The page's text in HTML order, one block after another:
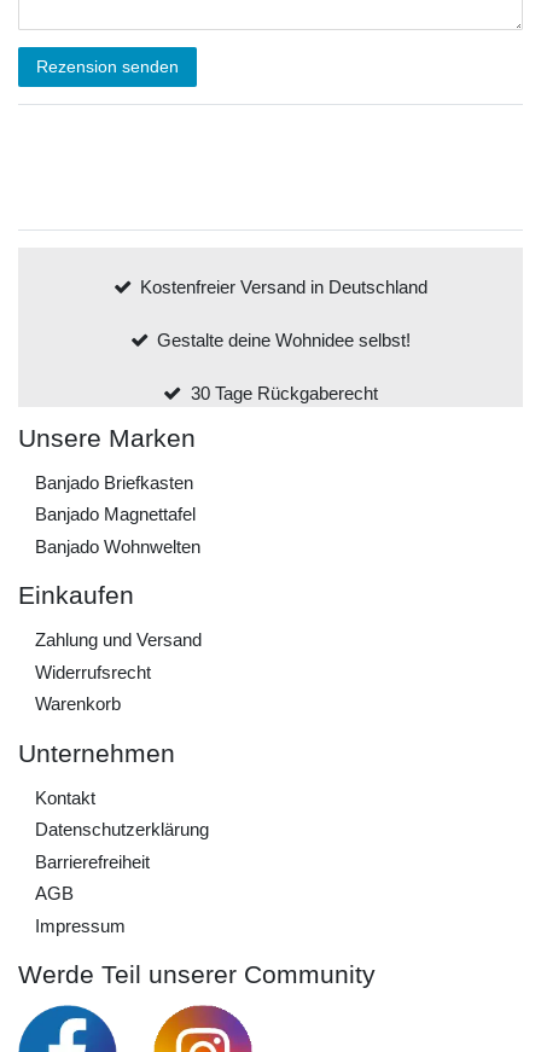
Rezension senden
Kostenfreier Versand in Deutschland
Gestalte deine Wohnidee selbst!
30 Tage Rückgaberecht
Unsere Marken
Banjado Briefkasten
Banjado Magnettafel
Banjado Wohnwelten
Einkaufen
Zahlung und Versand
Widerrufs­recht
Warenkorb
Unternehmen
Kontakt
Daten­schutz­erklärung
Barrierefreiheit
AGB
Impressum
Werde Teil unserer Community